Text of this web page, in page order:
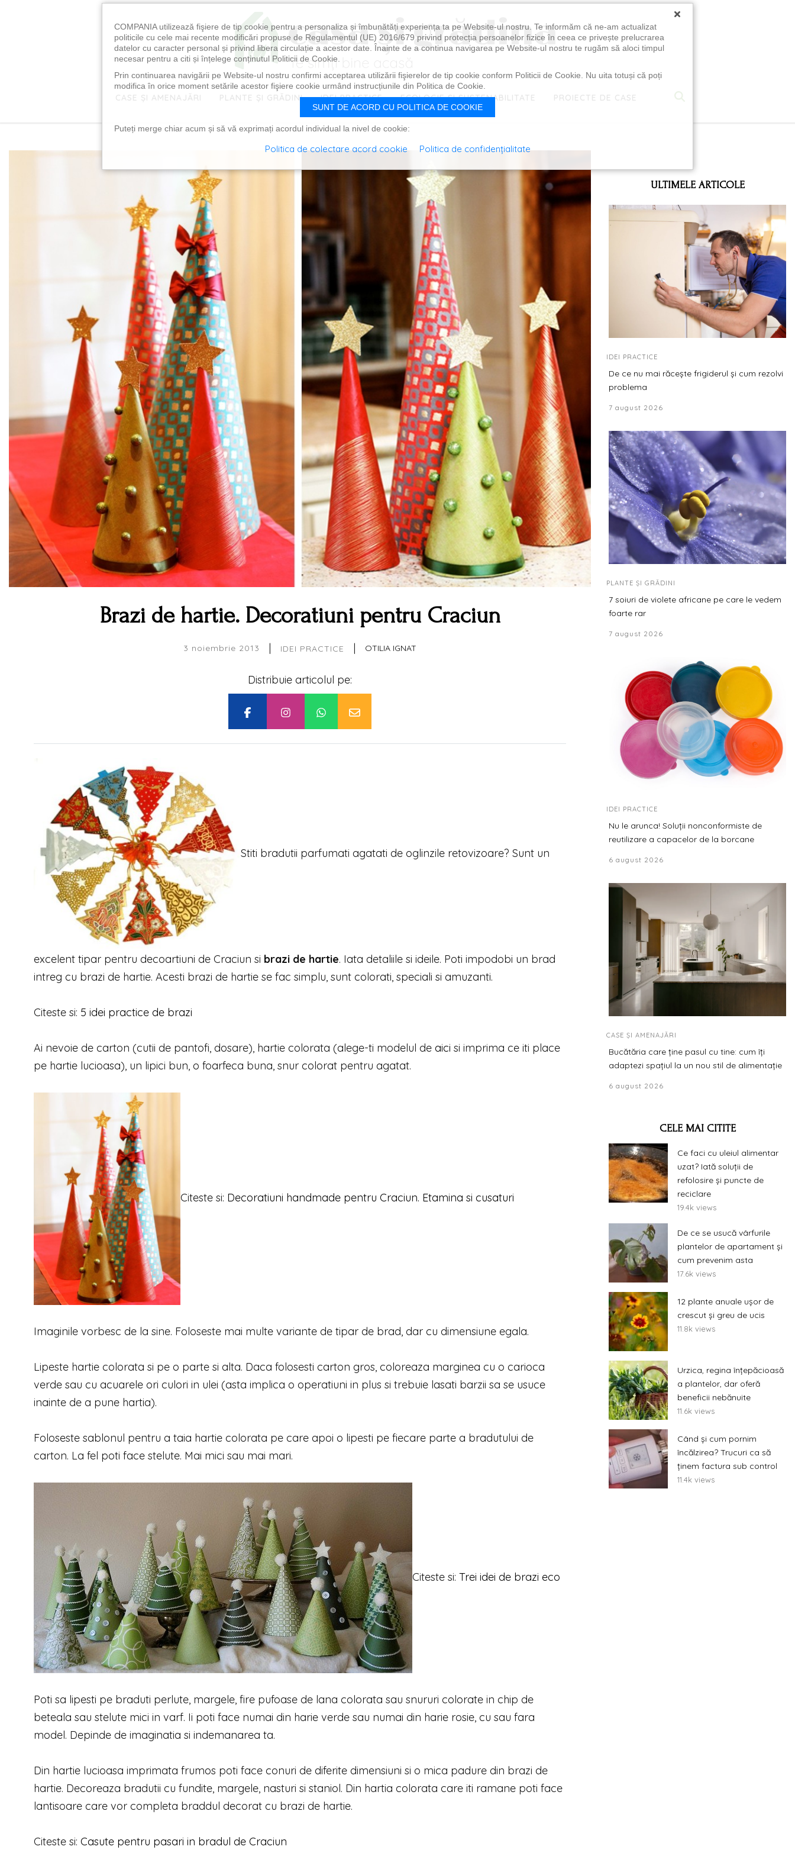
CASE ȘI AMENAJĂRI PLANTE ȘI GRĂDINI IDEI PRACTICE ECOLOGIE ȘI SUSTENABILITATE PROIECTE DE CASE
Brazi de hartie. Decoratiuni pentru Craciun
3 noiembrie 2013 | IDEI PRACTICE | OTILIA IGNAT
Distribuie articolul pe:
Stiti bradutii parfumati agatati de oglinzile retovizoare? Sunt un
excelent tipar pentru decoartiuni de Craciun si brazi de hartie. Iata detaliile si ideile. Poti impodobi un brad
intreg cu brazi de hartie. Acesti brazi de hartie se fac simplu, sunt colorati, speciali si amuzanti.
Citeste si: 5 idei practice de brazi
Ai nevoie de carton (cutii de pantofi, dosare), hartie colorata (alege-ti modelul de aici si imprima ce iti place
pe hartie lucioasa), un lipici bun, o foarfeca buna, snur colorat pentru agatat.
Citeste si: Decoratiuni handmade pentru Craciun. Etamina si cusaturi
Imaginile vorbesc de la sine. Foloseste mai multe variante de tipar de brad, dar cu dimensiune egala.
Lipeste hartie colorata si pe o parte si alta. Daca folosesti carton gros, coloreaza marginea cu o carioca
verde sau cu acuarele ori culori in ulei (asta implica o operatiuni in plus si trebuie lasati barzii sa se usuce
inainte de a pune hartia).
Foloseste sablonul pentru a taia hartie colorata pe care apoi o lipesti pe fiecare parte a bradutului de
carton. La fel poti face stelute. Mai mici sau mai mari.
Citeste si: Trei idei de brazi eco
Poti sa lipesti pe braduti perlute, margele, fire pufoase de lana colorata sau snururi colorate in chip de
beteala sau stelute mici in varf. Ii poti face numai din harie verde sau numai din harie rosie, cu sau fara
model. Depinde de imaginatia si indemanarea ta.
Din hartie lucioasa imprimata frumos poti face conuri de diferite dimensiuni si o mica padure din brazi de
hartie. Decoreaza bradutii cu fundite, margele, nasturi si staniol. Din hartia colorata care iti ramane poti face
lantisoare care vor completa braddul decorat cu brazi de hartie.
Citeste si: Casute pentru pasari in bradul de Craciun
ULTIMELE ARTICOLE
IDEI PRACTICE
De ce nu mai răcește frigiderul și cum rezolvi
problema
7 august 2026
PLANTE ȘI GRĂDINI
7 soiuri de violete africane pe care le vedem
foarte rar
7 august 2026
IDEI PRACTICE
Nu le arunca! Soluții nonconformiste de
reutilizare a capacelor de la borcane
6 august 2026
CASE ȘI AMENAJĂRI
Bucătăria care ține pasul cu tine: cum îți
adaptezi spațiul la un nou stil de alimentație
6 august 2026
CELE MAI CITITE
Ce faci cu uleiul alimentar
uzat? Iată soluții de
refolosire și puncte de
reciclare
19.4k views
De ce se usucă vârfurile
plantelor de apartament și
cum prevenim asta
17.6k views
12 plante anuale ușor de
crescut și greu de ucis
11.8k views
Urzica, regina înțepăcioasă
a plantelor, dar oferă
beneficii nebănuite
11.6k views
Când și cum pornim
încălzirea? Trucuri ca să
ținem factura sub control
11.4k views
×
COMPANIA utilizează fişiere de tip cookie pentru a personaliza și îmbunătăți experiența ta pe Website-ul nostru. Te informăm că ne-am actualizat
politicile cu cele mai recente modificări propuse de Regulamentul (UE) 2016/679 privind protecția persoanelor fizice în ceea ce privește prelucrarea
datelor cu caracter personal și privind libera circulație a acestor date. Înainte de a continua navigarea pe Website-ul nostru te rugăm să aloci timpul
necesar pentru a citi și înțelege conținutul Politicii de Cookie.
Prin continuarea navigării pe Website-ul nostru confirmi acceptarea utilizării fişierelor de tip cookie conform Politicii de Cookie. Nu uita totuși că poți
modifica în orice moment setările acestor fişiere cookie urmând instrucțiunile din Politica de Cookie.
SUNT DE ACORD CU POLITICA DE COOKIE
Puteți merge chiar acum și să vă exprimați acordul individual la nivel de cookie:
Politica de colectare acord cookie Politica de confidențialitate